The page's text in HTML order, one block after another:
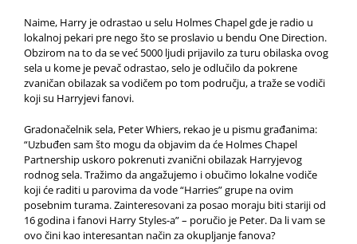
Naime, Harry je odrastao u selu Holmes Chapel gde je radio u
lokalnoj pekari pre nego što se proslavio u bendu One Direction.
Obzirom na to da se već 5000 ljudi prijavilo za turu obilaska ovog
sela u kome je pevač odrastao, selo je odlučilo da pokrene
zvaničan obilazak sa vodičem po tom području, a traže se vodiči
koji su Harryjevi fanovi.
Gradonačelnik sela, Peter Whiers, rekao je u pismu građanima:
“Uzbuđen sam što mogu da objavim da će Holmes Chapel
Partnership uskoro pokrenuti zvanični obilazak Harryjevog
rodnog sela. Tražimo da angažujemo i obučimo lokalne vodiče
koji će raditi u parovima da vode “Harries” grupe na ovim
posebnim turama. Zainteresovani za posao moraju biti stariji od
16 godina i fanovi Harry Styles-a” – poručio je Peter. Da li vam se
ovo čini kao interesantan način za okupljanje fanova?